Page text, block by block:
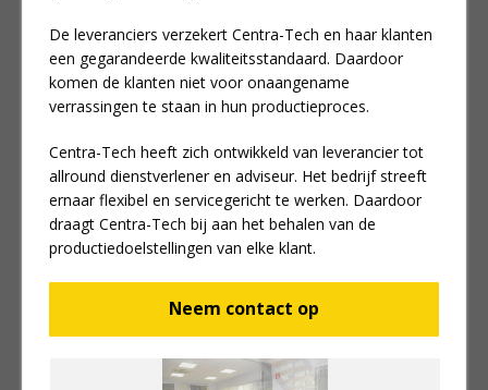
De leveranciers verzekert Centra-Tech en haar klanten
een gegarandeerde kwaliteitsstandaard. Daardoor
komen de klanten niet voor onaangename
verrassingen te staan in hun productieproces.
Centra-Tech heeft zich ontwikkeld van leverancier tot
allround dienstverlener en adviseur. Het bedrijf streeft
ernaar flexibel en servicegericht te werken. Daardoor
draagt Centra-Tech bij aan het behalen van de
productiedoelstellingen van elke klant.
Neem contact op